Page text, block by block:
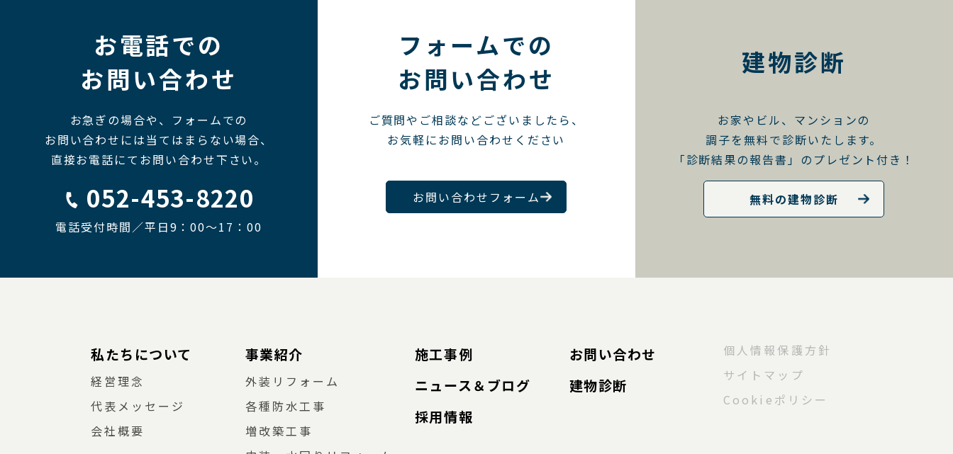
お電話での
お問い合わせ
お急ぎの場合や、フォームでの
お問い合わせには当てはまらない場合、
直接お電話にてお問い合わせ下さい。
052-453-8220
電話受付時間／平日9：00〜17：00
フォームでの
お問い合わせ
ご質問やご相談などございましたら、
お気軽にお問い合わせください
お問い合わせフォーム
建物診断
お家やビル、マンションの
調子を無料で診断いたします。
「診断結果の報告書」のプレゼント付き！
無料の建物診断
私たちについて
経営理念
代表メッセージ
会社概要
事業紹介
外装リフォーム
各種防水工事
増改築工事
施工事例
ニュース＆ブログ
採用情報
お問い合わせ
建物診断
個人情報保護方針
サイトマップ
Cookieポリシー